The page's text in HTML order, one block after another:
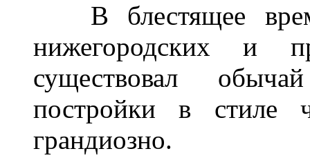
В блестящее
нижегородских и
существовал
постройки в стиле
грандиозно.